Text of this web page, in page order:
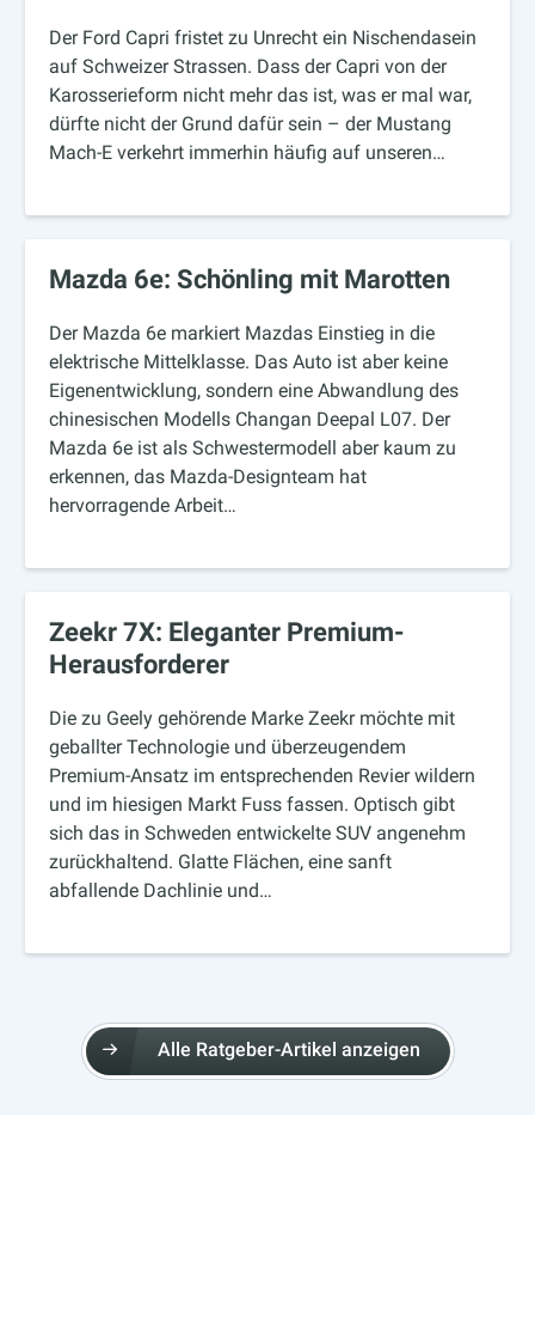
Der Ford Capri fristet zu Unrecht ein Nischendasein
auf Schweizer Strassen. Dass der Capri von der
Karosserieform nicht mehr das ist, was er mal war,
dürfte nicht der Grund dafür sein – der Mustang
Mach-E verkehrt immerhin häufig auf unseren…
Mazda 6e: Schönling mit Marotten
Der Mazda 6e markiert Mazdas Einstieg in die
elektrische Mittelklasse. Das Auto ist aber keine
Eigenentwicklung, sondern eine Abwandlung des
chinesischen Modells Changan Deepal L07. Der
Mazda 6e ist als Schwestermodell aber kaum zu
erkennen, das Mazda-Designteam hat
hervorragende Arbeit…
Zeekr 7X: Eleganter Premium-
Herausforderer
Die zu Geely gehörende Marke Zeekr möchte mit
geballter Technologie und überzeugendem
Premium-Ansatz im entsprechenden Revier wildern
und im hiesigen Markt Fuss fassen. Optisch gibt
sich das in Schweden entwickelte SUV angenehm
zurückhaltend. Glatte Flächen, eine sanft
abfallende Dachlinie und…
Alle Ratgeber-Artikel anzeigen